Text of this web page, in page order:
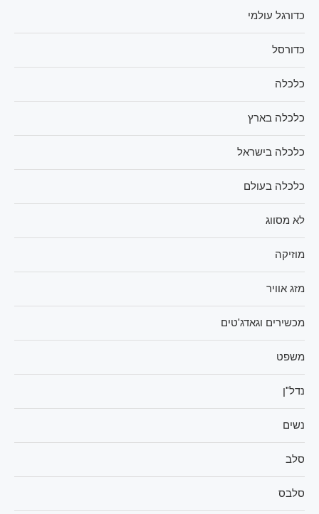
כדורגל עולמי
כדורסל
כלכלה
כלכלה בארץ
כלכלה בישראל
כלכלה בעולם
לא מסווג
מוזיקה
מזג אוויר
מכשירים וגאדג'טים
משפט
נדל"ן
נשים
סלב
סלבס